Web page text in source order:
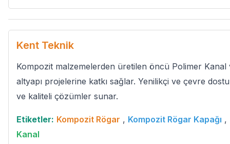
Kent Teknik
Kompozit malzemelerden üretilen öncü Polimer Kanal
altyapı projelerine katkı sağlar. Yenilikçi ve çevre dostu
ve kaliteli çözümler sunar.
Etiketler: Kompozit Rögar , Kompozit Rögar Kapağı ,
Kanal